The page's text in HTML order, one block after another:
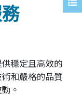
穩定且高效的
和嚴格的品質
。